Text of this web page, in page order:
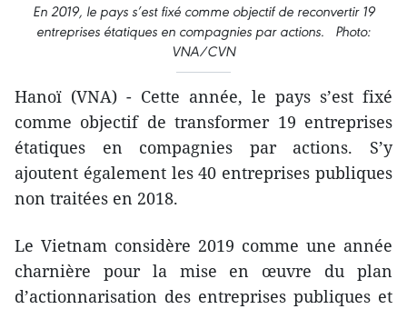
En 2019, le pays s’est fixé comme objectif de reconvertir 19
entreprises étatiques en compagnies par actions. Photo:
VNA/CVN
Hanoï (VNA) - Cette année, le pays s’est fixé
comme objectif de transformer 19 entreprises
étatiques en compagnies par actions. S’y
ajoutent également les 40 entreprises publiques
non traitées en 2018.
Le Vietnam considère 2019 comme une année
charnière pour la mise en œuvre du plan
d’actionnarisation des entreprises publiques et